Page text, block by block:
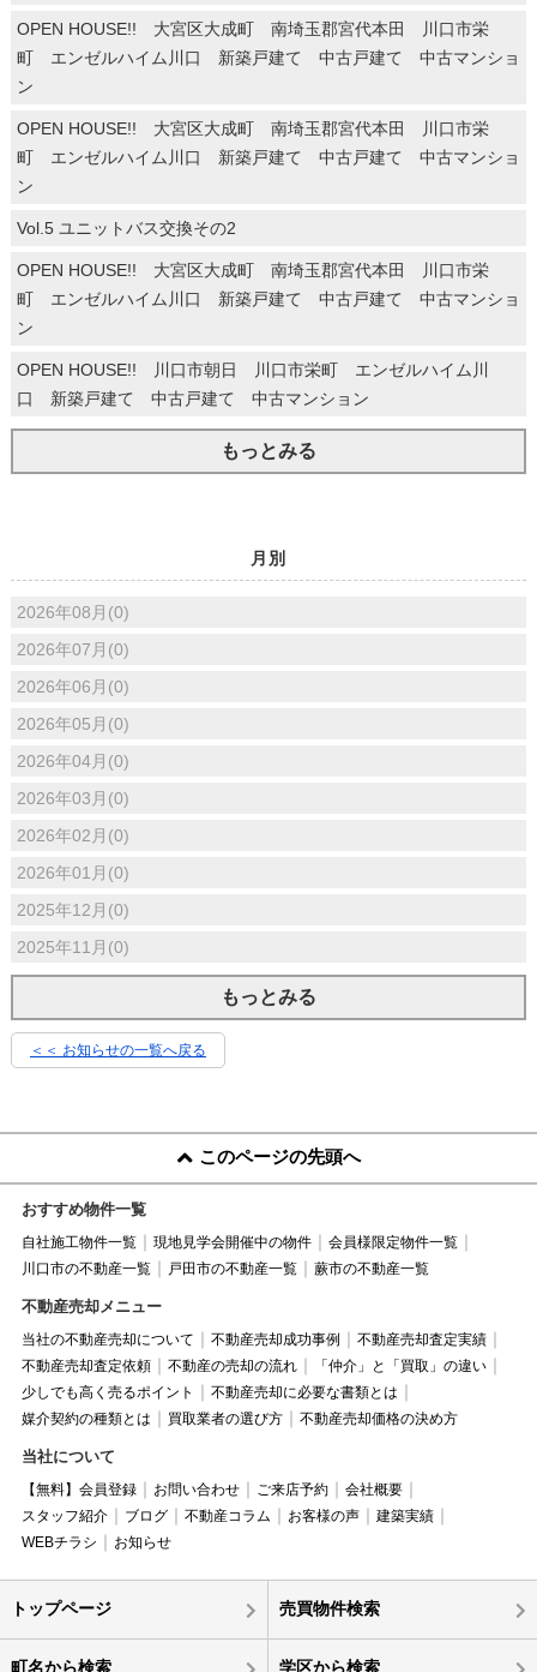
OPEN HOUSE!! 大宮区大成町 南埼玉郡宮代本田 川口市栄
町 エンゼルハイム川口 新築戸建て 中古戸建て 中古マンショ
ン
OPEN HOUSE!! 大宮区大成町 南埼玉郡宮代本田 川口市栄
町 エンゼルハイム川口 新築戸建て 中古戸建て 中古マンショ
ン
Vol.5 ユニットバス交換その2
OPEN HOUSE!! 大宮区大成町 南埼玉郡宮代本田 川口市栄
町 エンゼルハイム川口 新築戸建て 中古戸建て 中古マンショ
ン
OPEN HOUSE!! 川口市朝日 川口市栄町 エンゼルハイム川
口 新築戸建て 中古戸建て 中古マンション
もっとみる
月別
2026年08月(0)
2026年07月(0)
2026年06月(0)
2026年05月(0)
2026年04月(0)
2026年03月(0)
2026年02月(0)
2026年01月(0)
2025年12月(0)
2025年11月(0)
もっとみる
＜＜ お知らせの一覧へ戻る
このページの先頭へ
おすすめ物件一覧
自社施工物件一覧 現地見学会開催中の物件
会員様限定物件一覧
川口市の不動産一覧
戸田市の不動産一覧 蕨市の不動産一覧
不動産売却メニュー
当社の不動産売却について 不動産売却成功事例
不動産売却査定実績
不動産売却査定依頼
不動産の売却の流れ
「仲介」と「買取」の違い
少しでも高く売るポイント
不動産売却に必要な書類とは
媒介契約の種類とは
買取業者の選び方 不動産売却価格の決め方
当社について
【無料】会員登録 お問い合わせ ご来店予約
会社概要
スタッフ紹介
ブログ 不動産コラム お客様の声
建築実績
WEBチラシ
お知らせ
トップページ 売買物件検索
町名から検索 学区から検索